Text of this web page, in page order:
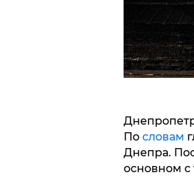
По словам
Днепра.
основном с